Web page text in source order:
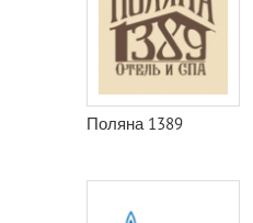
Поляна 1389